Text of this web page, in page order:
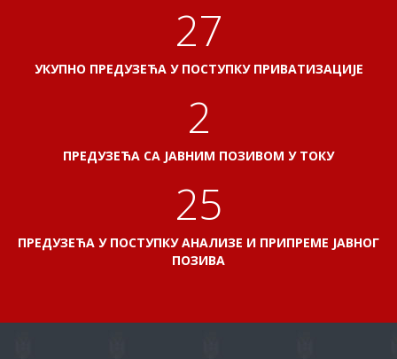
31
УКУПНО ПРЕДУЗЕЋА У ПОСТУПКУ ПРИВАТИЗАЦИЈЕ
2
ПРЕДУЗЕЋА СА ЈАВНИМ ПОЗИВОМ У ТОКУ
29
ПРЕДУЗЕЋА У ПОСТУПКУ АНАЛИЗЕ И ПРИПРЕМЕ ЈАВНОГ
ПОЗИВА